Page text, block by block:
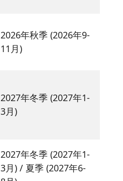
2026年秋季 (2026年9-
11月)
2027年冬季 (2027年1-
3月)
2027年冬季 (2027年1-
3月) / 夏季 (2027年6-